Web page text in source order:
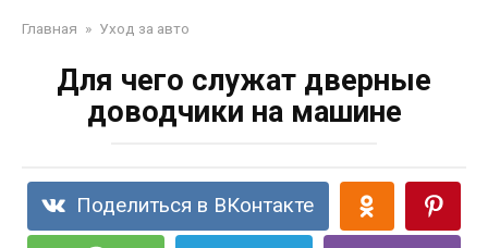
Главная » Уход за авто
Для чего служат дверные
доводчики на машине
Поделиться в ВКонтакте